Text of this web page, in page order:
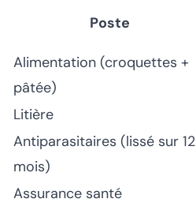
Poste
Alimentation (croquettes +
pâtée)
Litière
Antiparasitaires (lissé sur 12
mois)
Assurance santé